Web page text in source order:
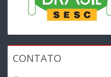
CONTATO